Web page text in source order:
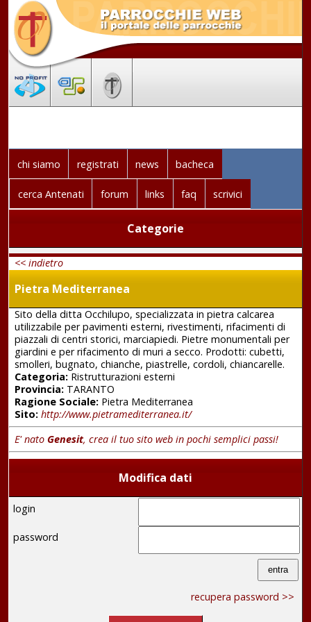
chi siamo registrati news bacheca
cerca Antenati forum links faq scrivici
Categorie
<< indietro
Pietra Mediterranea
Sito della ditta Occhilupo, specializzata in pietra calcarea
utilizzabile per pavimenti esterni, rivestimenti, rifacimenti di
piazzali di centri storici, marciapiedi. Pietre monumentali per
giardini e per rifacimento di muri a secco. Prodotti: cubetti,
smolleri, bugnato, chianche, piastrelle, cordoli, chiancarelle.
Categoria:Ristrutturazioni esterni
Provincia:TARANTO
Ragione Sociale:Pietra Mediterranea
Sito: http://www.pietramediterranea.it/
E' nato Genesit, crea il tuo sito web in pochi semplici passi!
Modifica dati
login
password
recupera password >>